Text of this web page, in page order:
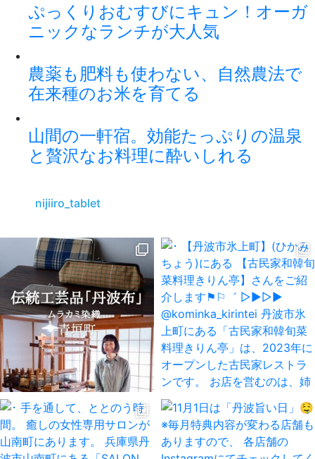
ぷっくりおむすびにキュン！オーガ
ニックなランチが大人気
農薬も肥料も使わない、自然農法で
在来種のお米を育てる
山間の一軒宿。効能たっぷりの温泉
と贅沢なお料理に酔いしれる
nijiiro_tablet